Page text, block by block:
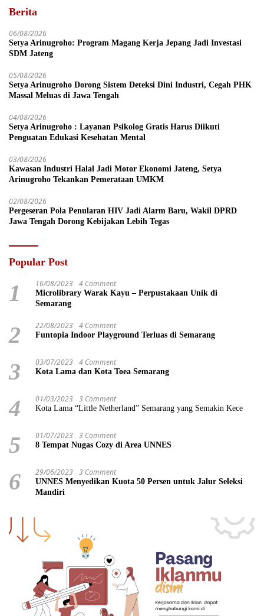
Berita
06/08/2026
Setya Arinugroho: Program Magang Kerja Jepang Jadi Investasi
SDM Jateng
05/08/2026
Setya Arinugroho Dorong Sistem Deteksi Dini Industri, Cegah PHK
Massal Meluas di Jawa Tengah
04/08/2026
Setya Arinugroho : Layanan Psikolog Gratis Harus Diikuti
Penguatan Edukasi Kesehatan Mental
03/08/2026
Kawasan Industri Halal Jadi Motor Ekonomi Jateng, Setya
Arinugroho Tekankan Pemerataan UMKM
02/08/2026
Pergeseran Pola Penularan HIV Jadi Alarm Baru, Wakil DPRD
Jawa Tengah Dorong Kebijakan Lebih Tegas
Popular Post
1 16/08/2023 4 Comment
Microlibrary Warak Kayu – Perpustakaan Unik di
Semarang
2 22/08/2023 4 Comment
Funtopia Indoor Playground Terluas di Semarang
3 03/07/2023 4 Comment
Kota Lama dan Kota Toea Semarang
4 01/03/2023 3 Comment
Kota Lama “Little Netherland” Semarang yang Semakin Kece
5 01/07/2023 3 Comment
8 Tempat Nugas Cozy di Area UNNES
6 29/06/2023 3 Comment
UNNES Menyedikan Kuota 50 Persen untuk Jalur Seleksi
Mandiri